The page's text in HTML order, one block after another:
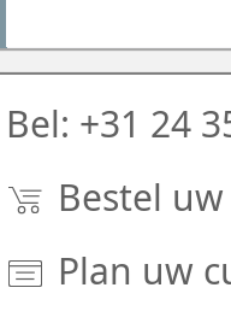
Autodesk
ontwerp te
Bel: +31 24
Bestel
Plan uw